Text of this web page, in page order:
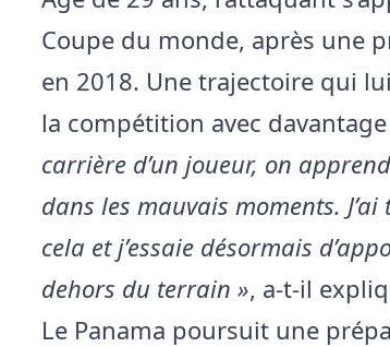
Coupe du monde, après une
en 2018. Une trajectoire qui
la compétition avec
carrière d’un joueur, on
dans les mauvais moments.
cela et j’essaie désormais
dehors du terrain », a-t-il
Le Panama poursuit une